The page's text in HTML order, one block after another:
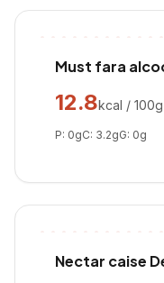
Must fara
12.8kcal / 100g
P: 0gC: 3.2gG: 0g
Nectar caise